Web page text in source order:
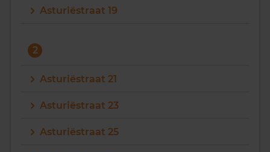
Maandag t/m vrijdag - 08:00 -18:00
Asturiëstraat 19
2
Asturiëstraat 21
Asturiëstraat 23
Asturiëstraat 25